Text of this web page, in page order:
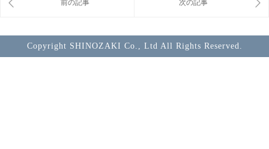
Copyright SHINOZAKI Co., Ltd All Rights Reserved.